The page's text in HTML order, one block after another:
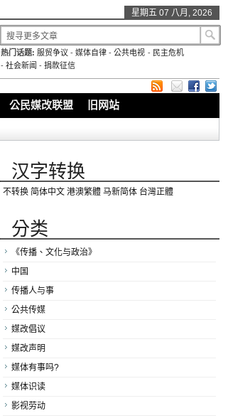
星期五 07 八月, 2026
热门话题: 服贸争议 -媒体自律 -公共电视 - 民主危机
- 社会新闻 - 捐款征信
公民媒改联盟 旧网站
汉字转换
不转换 简体中文 港澳繁體 马新简体 台灣正體
分类
《传播、文化与政治》
中国
传播人与事
公共传媒
媒改倡议
媒改声明
媒体有事吗?
媒体识读
影视劳动